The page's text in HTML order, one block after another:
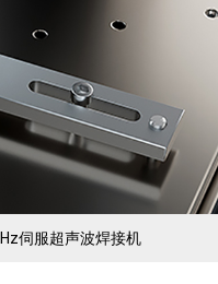
伺服超声波焊接机